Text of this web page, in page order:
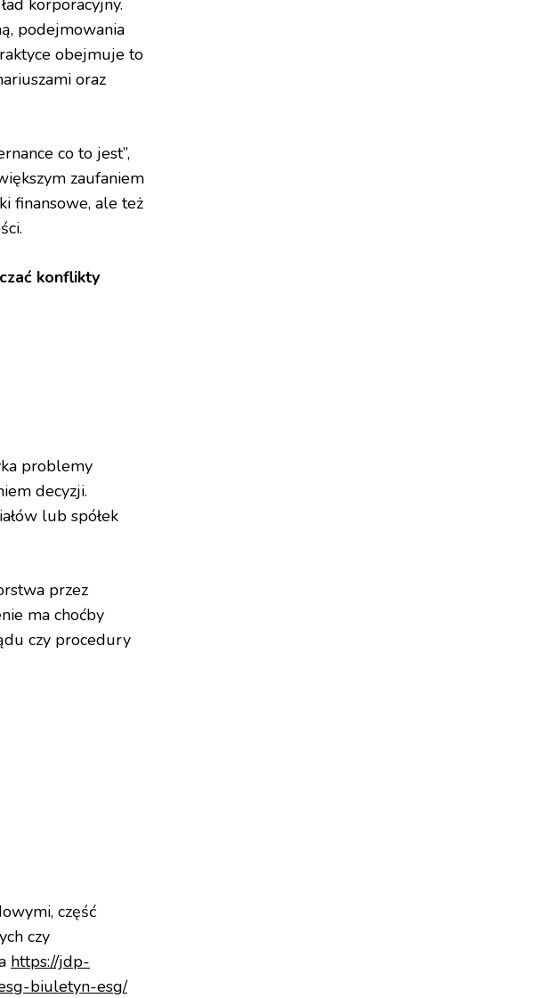
korporacyjny.
podejmowania
obejmuje to
oraz
co to jest”,
zaufaniem
finansowe, ale też
konflikty
problemy
decyzji.
lub spółek
przez
ma choćby
czy procedury
część
czy
https://jdp-
biuletyn-esg/